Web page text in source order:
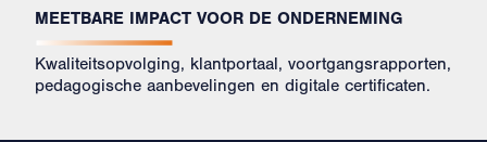
MEETBARE IMPACT VOOR DE ONDERNEMING
Kwaliteitsopvolging, klantportaal, voortgangsrapporten,
pedagogische aanbevelingen en digitale certificaten.